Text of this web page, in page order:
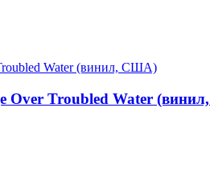
Over Troubled Water